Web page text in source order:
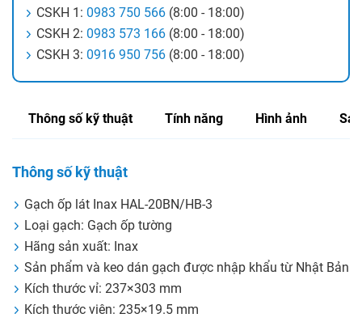
CSKH 1: 0983 750 566 (8:00 - 18:00)
CSKH 2: 0983 573 166 (8:00 - 18:00)
CSKH 3: 0916 950 756 (8:00 - 18:00)
Thông số kỹ thuật Tính năng Hình ảnh
Thông số kỹ thuật
Gạch ốp lát Inax HAL-20BN/HB-3
Loại gạch: Gạch ốp tường
Hãng sản xuất: Inax
Sản phẩm và keo dán gạch được nhập khẩu từ Nhật Bản
Kích thước vỉ: 237×303 mm
Kích thước viên: 235×19.5 mm